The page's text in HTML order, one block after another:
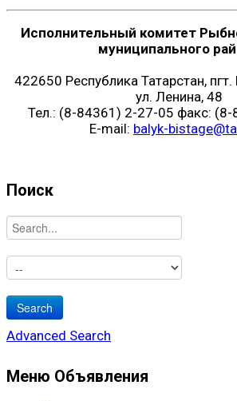
Исполнительный комитет
муниципального
422650 Республика Татарстан,
ул. Ленина, 48
Тел.: (8-84361) 2-27-05 факс:
E-mail: balyk-
Поиск
Advanced Search
Меню Объявления